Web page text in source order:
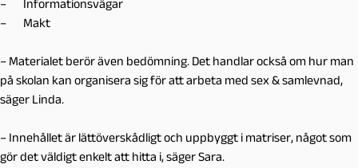
– Informationsvägar
– Makt
– Materialet berör även bedömning. Det handlar också om hur man
på skolan kan organisera sig för att arbeta med sex & samlevnad,
säger Linda.
– Innehållet är lättöverskådligt och uppbyggt i matriser, något som
gör det väldigt enkelt att hitta i, säger Sara.